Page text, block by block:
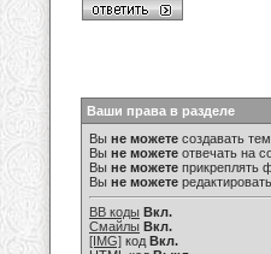
Ваши права в разделе
Вы не можете создавать
Вы не можете отвечать на
Вы не можете прикреплять
Вы не можете
BB коды Вкл.
Смайлы Вкл.
[IMG] код Вкл.